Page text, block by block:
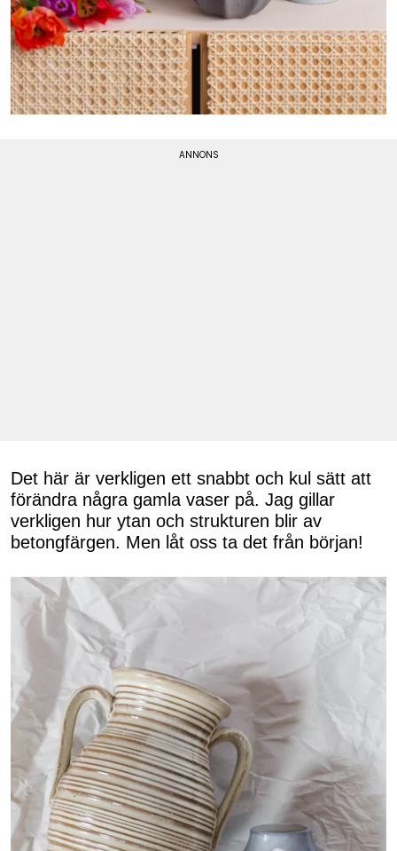
Det här är verkligen ett snabbt och kul sätt att
förändra några gamla vaser på. Jag gillar
verkligen hur ytan och strukturen blir av
betongfärgen. Men låt oss ta det från början!